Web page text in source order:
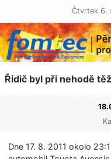
Čtvrtek 6.
Řidič byl při nehodě
Dne 17. 8. 2011 okolo